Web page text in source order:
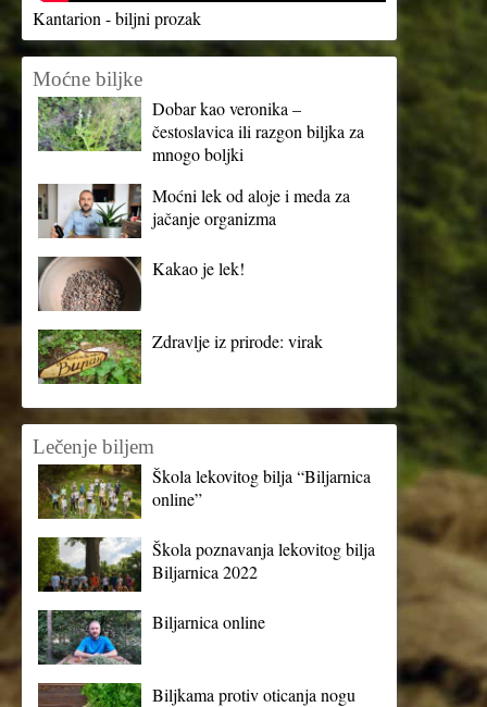
Kantarion - biljni prozak
Moćne biljke
Dobar kao veronika –
čestoslavica ili razgon biljka za
mnogo boljki
Moćni lek od aloje i meda za
jačanje organizma
Kakao je lek!
Zdravlje iz prirode: virak
Lečenje biljem
Škola lekovitog bilja “Biljarnica
online”
Škola poznavanja lekovitog bilja
Biljarnica 2022
Biljarnica online
Biljkama protiv oticanja nogu